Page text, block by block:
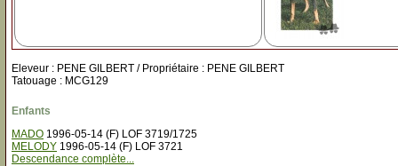
Eleveur : PENE GILBERT / Propriétaire : PENE GILBERT
Tatouage : MCG129
Enfants
MADO 1996-05-14 (F) LOF 3719/1725
MELODY 1996-05-14 (F) LOF 3721
Descendance complète...